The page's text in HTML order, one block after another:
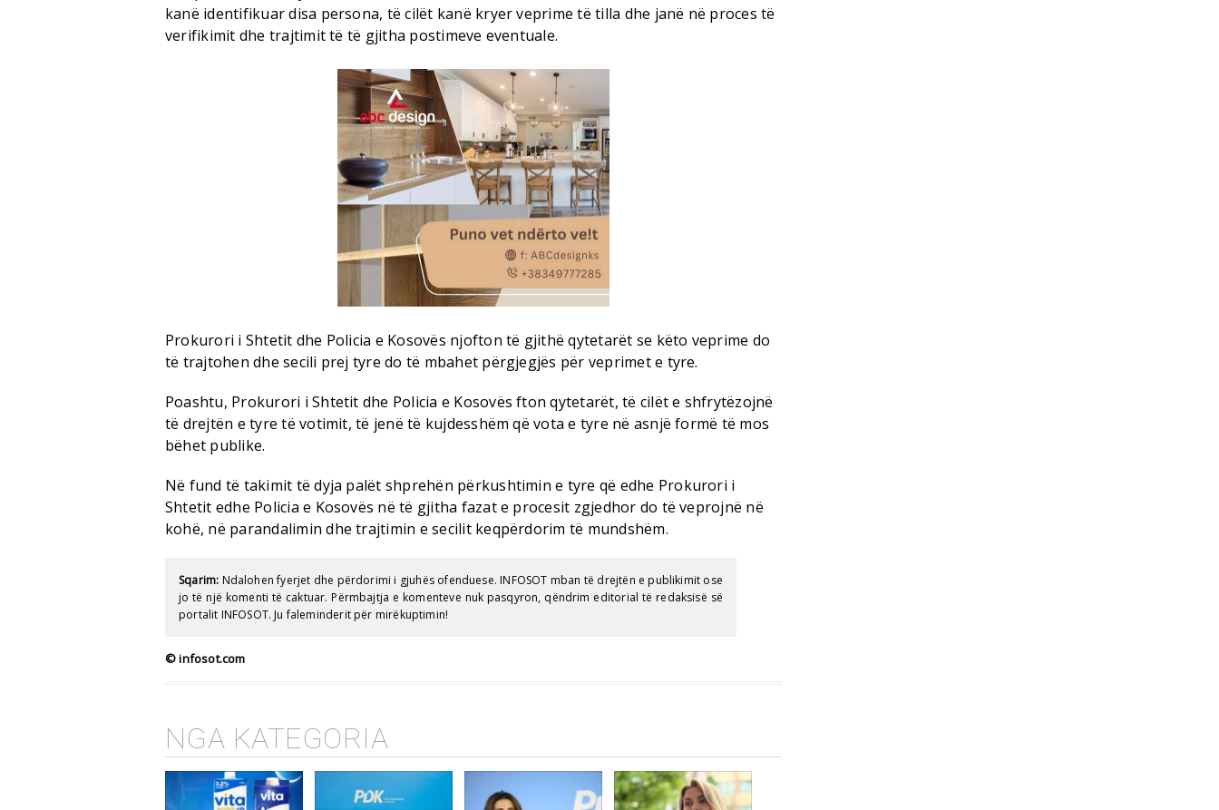
kanë identifikuar disa persona, të cilët kanë kryer veprime të tilla dhe janë në proces të
verifikimit dhe trajtimit të të gjitha postimeve eventuale.
Prokurori i Shtetit dhe Policia e Kosovës njofton të gjithë qytetarët se këto veprime do
të trajtohen dhe secili prej tyre do të mbahet përgjegjës për veprimet e tyre.
Poashtu, Prokurori i Shtetit dhe Policia e Kosovës fton qytetarët, të cilët e shfrytëzojnë
të drejtën e tyre të votimit, të jenë të kujdesshëm që vota e tyre në asnjë formë të mos
bëhet publike.
Në fund të takimit të dyja palët shprehën përkushtimin e tyre që edhe Prokurori i
Shtetit edhe Policia e Kosovës në të gjitha fazat e procesit zgjedhor do të veprojnë në
kohë, në parandalimin dhe trajtimin e secilit keqpërdorim të mundshëm.
Sqarim: Ndalohen fyerjet dhe përdorimi i gjuhës ofenduese. INFOSOT mban të drejtën e publikimit ose
jo të një komenti të caktuar. Përmbajtja e komenteve nuk pasqyron, qëndrim editorial të redaksisë së
portalit INFOSOT. Ju faleminderit për mirëkuptimin!
© infosot.com
NGA KATEGORIA